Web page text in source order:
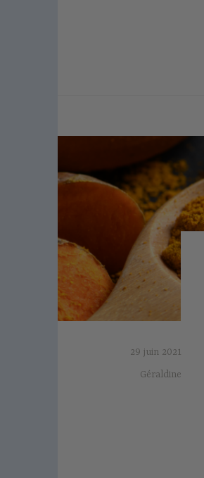
29 juin 2021
Géraldine